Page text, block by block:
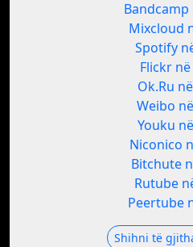
Bandcamp
Mixcloud
Spotify
Flickr në
Ok.Ru
Weibo
Youku
Niconico
Bitchute
Rutube
Peertube
Shihni të